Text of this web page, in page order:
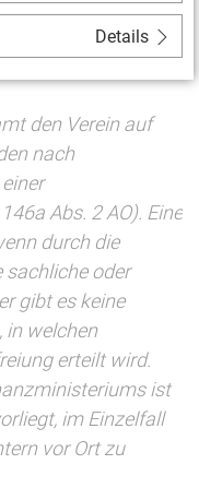
ausreichender
und -verwendung
den Verein auf
nach
Abs. 2 AO). Eine
durch die
sachliche oder
gibt es keine
in welchen
erteilt wird.
ist
im Einzelfall
vor Ort zu
Details